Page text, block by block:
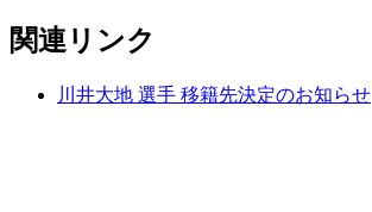
関連リンク
川井大地 選手 移籍先決定のお知らせ